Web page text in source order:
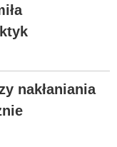
nakłaniania